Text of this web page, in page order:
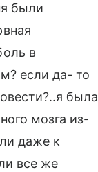
были
в
если да- то
была
мозга из-
даже к
все же